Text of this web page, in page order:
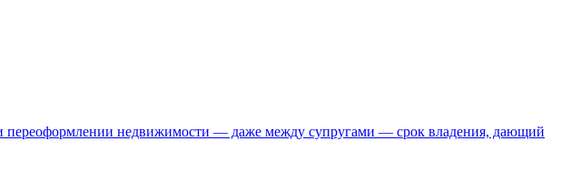
переоформлении недвижимости — даже между супругами — срок владения, дающий